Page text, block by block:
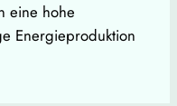
eine hohe
Energieproduktion